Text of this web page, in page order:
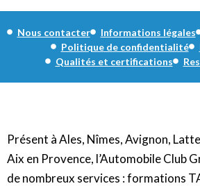
Nous contacter Informations légales
Politique de confidentialité
Qualités et certifications
Présent à Ales, Nîmes, Avignon,
Aix en Provence, l’Automobile Club
de nombreux services : formations